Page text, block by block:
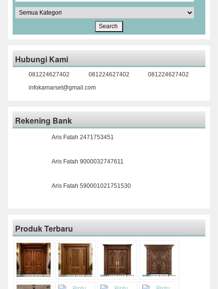
Hubungi Kami
081224627402 081224627402
081224627402
infokamarset@gmail.com
Rekening Bank
Aris Fatah 2471753451
Aris Fatah 9000032747611
Aris Fatah 590001021751530
Produk Terbaru